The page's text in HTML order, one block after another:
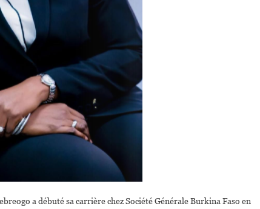
a débuté sa carrière chez Société Générale Burkina Faso en